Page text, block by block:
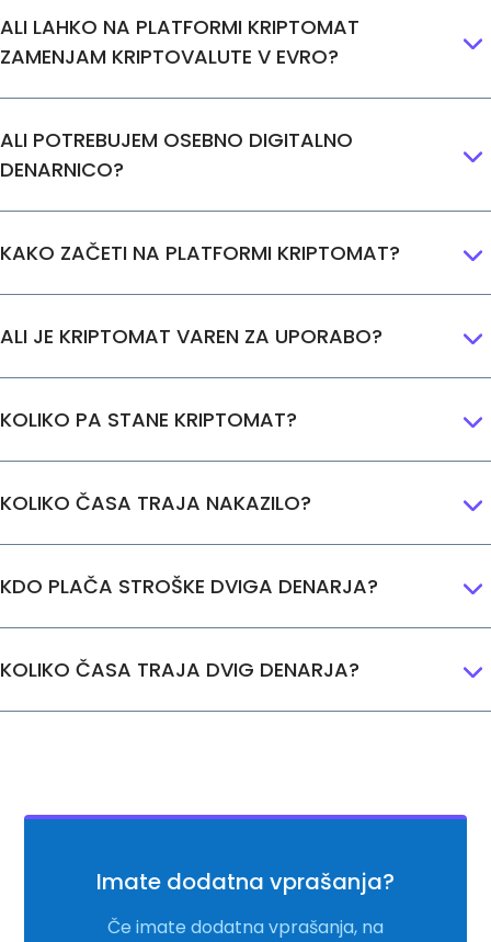
ALI LAHKO NA PLATFORMI KRIPTOMAT
ZAMENJAM KRIPTOVALUTE V EVRO?
ALI POTREBUJEM OSEBNO DIGITALNO
DENARNICO?
KAKO ZAČETI NA PLATFORMI KRIPTOMAT?
ALI JE KRIPTOMAT VAREN ZA UPORABO?
KOLIKO PA STANE KRIPTOMAT?
KOLIKO ČASA TRAJA NAKAZILO?
KDO PLAČA STROŠKE DVIGA DENARJA?
KOLIKO ČASA TRAJA DVIG DENARJA?
Imate dodatna vprašanja?
Če imate dodatna vprašanja, na